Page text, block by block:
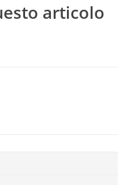
articolo